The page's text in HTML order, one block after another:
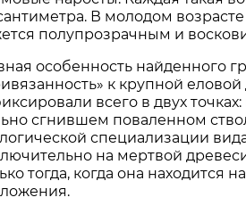
В молодом
полупрозрачным и
особенность найденного
к крупной
всего в двух
сгнившем поваленном
специализации
на мертвой
тогда, когда она находится